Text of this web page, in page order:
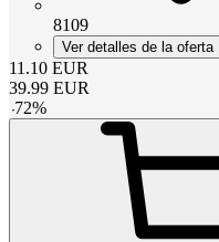
8109
Ver detalles de la oferta
11.10 EUR
39.99 EUR
-72%